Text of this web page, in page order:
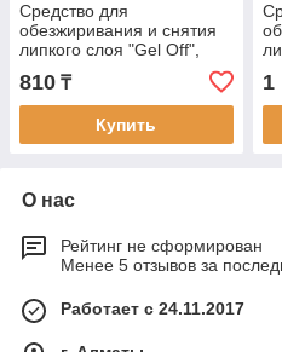
Средство для
обезжиривания и снятия
липкого слоя "Gel Off",
110мл
810 ₸
Купить
1
О нас
Рейтинг не сформирован
Менее 5 отзывов за
Работает с 24.11.2017